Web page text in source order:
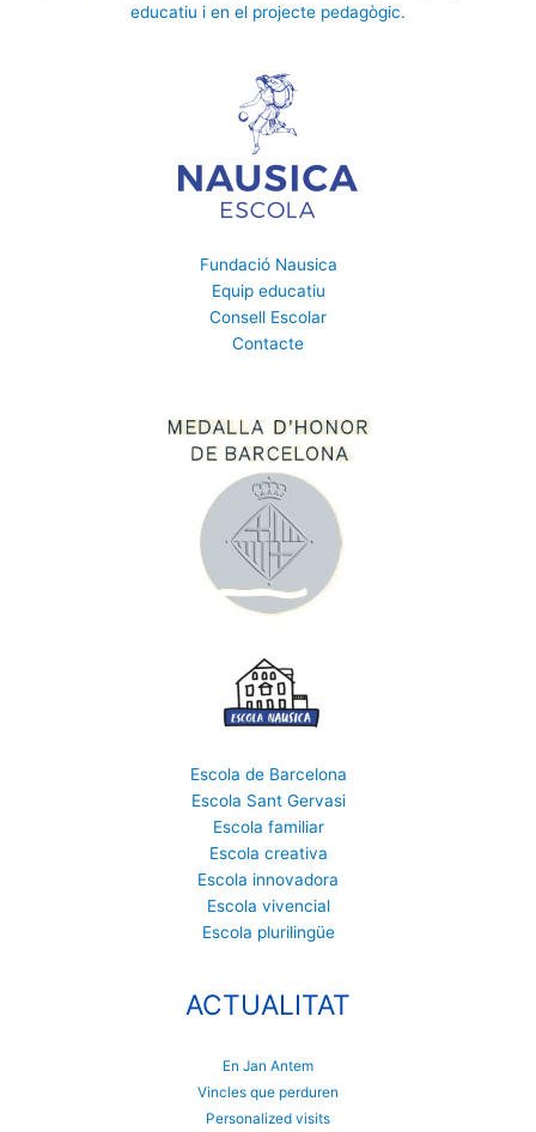
educatiu i en el projecte pedagògic.
Fundació Nausica
Equip educatiu
Consell Escolar
Contacte
Escola de Barcelona
Escola Sant Gervasi
Escola familiar
Escola creativa
Escola innovadora
Escola vivencial
Escola plurilingüe
ACTUALITAT
En Jan Antem
Vincles que perduren
Personalized visits